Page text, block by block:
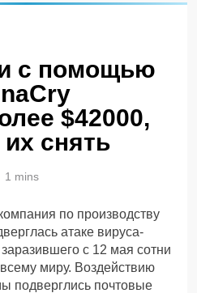
с помощью
$42000,
снять
1 mins
по производству
атаке вируса-
с 12 мая сотни
миру. Воздействию
подверглись почтовые